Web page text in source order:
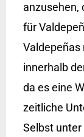
anzusehen,
für
Valdepeñas
innerhalb
da es eine
zeitliche
Selbst